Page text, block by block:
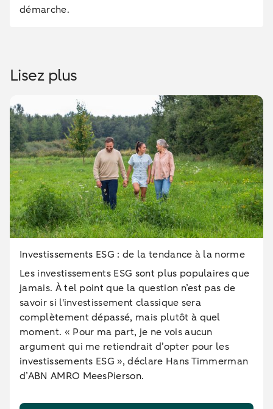
démarche.
Lisez plus
Investissements ESG : de la tendance à la norme
Les investissements ESG sont plus populaires que
jamais. À tel point que la question n’est pas de
savoir si l'investissement classique sera
complètement dépassé, mais plutôt à quel
moment. « Pour ma part, je ne vois aucun
argument qui me retiendrait d’opter pour les
investissements ESG », déclare Hans Timmerman
d’ABN AMRO MeesPierson.